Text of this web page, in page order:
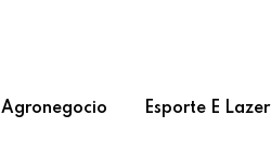
Agronegocio Esporte E Lazer